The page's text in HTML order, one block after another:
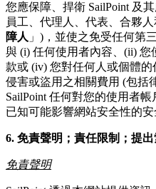
您應保障、捍衛 SailPoint 及
員工、代理人、代表、合夥人
障人 」)，並使之免受任何第
與 (i) 任何使用者內容、(ii)
款或 (iv) 您對任何人或個體
侵害或盜用之相關費用 (包括
SailPoint 任何對您的使用者
已知可能影響網站安全性的安
6. 免責聲明；責任限制；提
免責聲明